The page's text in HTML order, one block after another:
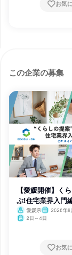
お気
この企業の募集
【愛媛開催】く
ぶ!住宅業界入
愛媛県
2026年8
2日～4日
お気